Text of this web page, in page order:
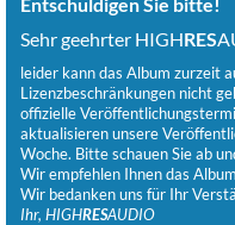
Sehr geehrter HIGHRES
leider kann das Album zurzeit
Lizenzbeschränkungen nicht
offizielle
aktualisieren unsere
Woche. Bitte schauen Sie ab
Wir empfehlen Ihnen das
Wir bedanken uns für Ihr
Ihr, HIGHRESAUDIO